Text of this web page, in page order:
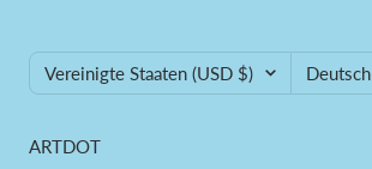
Land/Region
Vereinigte Staaten (USD $) Sprache
Deutsch
ARTDOT